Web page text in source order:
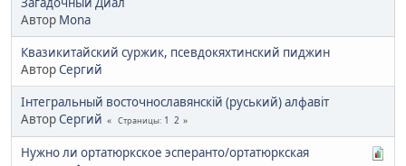
Автор Mona
Квазикитайский суржик, псевдокяхтинский пиджин
АвторСергий
Інтегральный восточнославянскій (руський) алфавіт
АвторСергий Страницы 1 2
Нужно ли ортатюркское эсперанто/ортатюркская